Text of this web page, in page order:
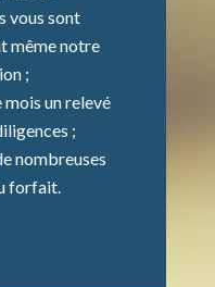
vous sont
même notre
;
mois un relevé
;
nombreuses
forfait.